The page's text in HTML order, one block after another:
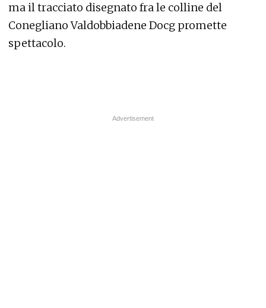
ma il tracciato disegnato fra le colline del
Conegliano Valdobbiadene Docg promette
spettacolo.